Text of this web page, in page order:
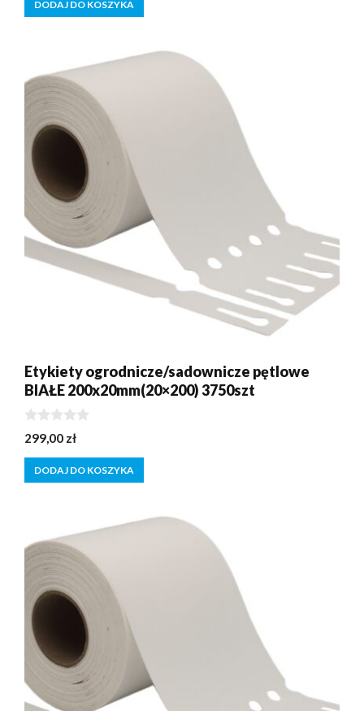
DODAJ DO KOSZYKA
Etykiety ogrodnicze/sadownicze pętlowe
BIAŁE 200x20mm(20×200) 3750szt
0
z
5
299,00 zł
DODAJ DO KOSZYKA